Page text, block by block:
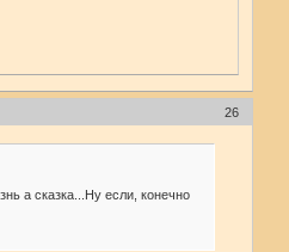
26
а сказка...Ну если, конечно